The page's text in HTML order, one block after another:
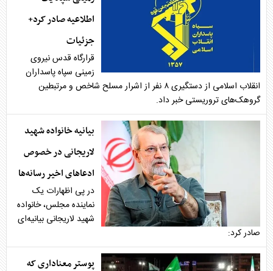
اطلاعیه صادر کرد+
جزئیات
قرارگاه قدس نیروی
زمینی سپاه پاسداران
انقلاب اسلامی از دستگیری ۸ نفر از اشرار مسلح شاخص و مرتبطین
گروهک‌های تروریستی خبر داد.
بیانیه خانواده شهید
لاریجانی در خصوص
ادعاهای اخیر رسانه‌ها
در پی اظهارات یک
نماینده مجلس، خانواده
شهید لاریجانی بیانیه‌ای
صادر کرد:
پوستر معناداری که